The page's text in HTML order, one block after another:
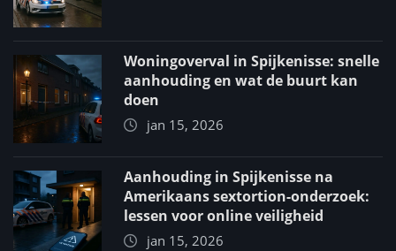
Woningoverval in Spijkenisse: snelle
aanhouding en wat de buurt kan
doen
jan 15, 2026
Aanhouding in Spijkenisse na
Amerikaans sextortion-onderzoek:
lessen voor online veiligheid
jan 15, 2026